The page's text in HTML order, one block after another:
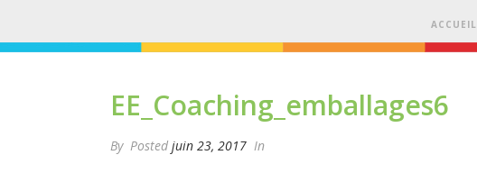
ACCUEIL
EE_Coaching_emballages6
By Posted juin 23, 2017 In